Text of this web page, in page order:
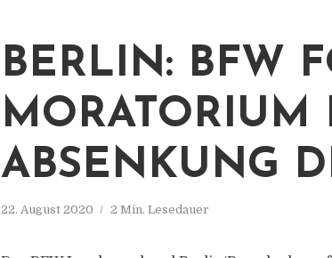
BERLIN: BFW
MORATORIUM
ABSENKUNG
22. August 2020 2 Min. Lesedauer